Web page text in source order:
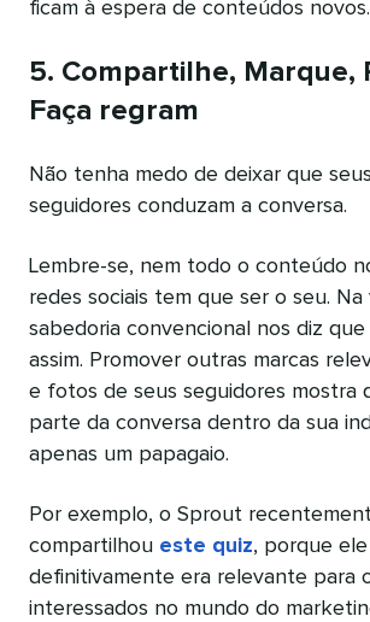
ficam à espera de conteúdos novos.
5. Compartilhe, Marque,
Faça regram
Não tenha medo de deixar que
seguidores conduzam a conversa.
Lembre-se, nem todo o conteúdo
redes sociais tem que ser o seu. Na
sabedoria convencional nos diz
assim. Promover outras marcas
e fotos de seus seguidores mostra
parte da conversa dentro da sua
apenas um papagaio.
Por exemplo, o Sprout
compartilhou este quiz, porque ele
definitivamente era relevante para
interessados no mundo do